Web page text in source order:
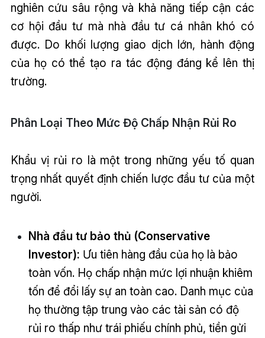
nghiên cứu sâu rộng và khả năng tiếp cận các
cơ hội đầu tư mà nhà đầu tư cá nhân khó có
được. Do khối lượng giao dịch lớn, hành động
của họ có thể tạo ra tác động đáng kể lên thị
trường.
Phân Loại Theo Mức Độ Chấp Nhận Rủi Ro
Khẩu vị rủi ro là một trong những yếu tố quan
trọng nhất quyết định chiến lược đầu tư của một
người.
Nhà đầu tư bảo thủ (Conservative
Investor): Ưu tiên hàng đầu của họ là bảo
toàn vốn. Họ chấp nhận mức lợi nhuận khiêm
tốn để đổi lấy sự an toàn cao. Danh mục của
họ thường tập trung vào các tài sản có độ
rủi ro thấp như trái phiếu chính phủ, tiền gửi